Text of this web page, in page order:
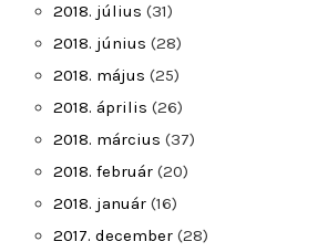
2018. július (31)
2018. június (28)
2018. május (25)
2018. április (26)
2018. március (37)
2018. február (20)
2018. január (16)
2017. december (28)